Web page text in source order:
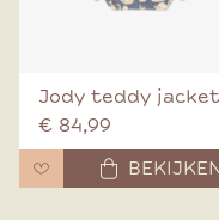
Jody teddy jacket
€ 84,99